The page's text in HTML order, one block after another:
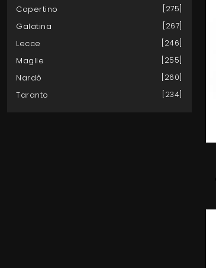
Copertino 275
Galatina 267
Lecce 246
Maglie 255
Nardò 260
Taranto 234